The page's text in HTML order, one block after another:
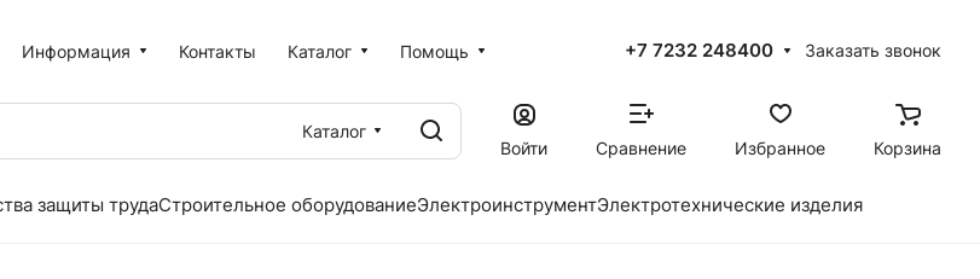
Информация Контакты Каталог Помощь +7 7232 248400 Заказать звонок
Каталог
Войти
Сравнение Избранное Корзина
защиты трудаСтроительное оборудованиеЭлектроинструментЭлектротехнические изделия